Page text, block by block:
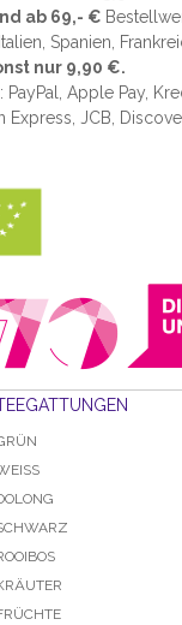
ab 69,- €
Spanien,
nur 9,90 €.
Apple Pay,
Express, JCB,